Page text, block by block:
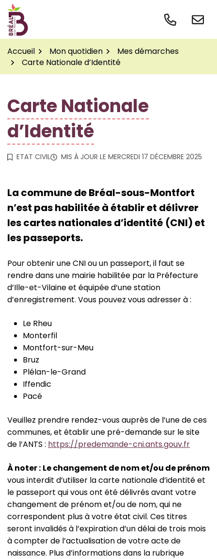
Gestion des traceurs
Aller
contenu
Accueil
Mon quotidien
Mes démarches
Carte Nationale d’Identité
Carte Nationale
d’Identité
ETAT CIVIL MIS À JOUR LE MERCREDI 17 DÉCEMBRE 2025
La commune de Bréal-sous-Montfort
n’est pas habilitée à établir et délivrer
les cartes nationales d’identité (CNI) et
les passeports.
Pour obtenir une CNI ou un passeport, il faut se
rendre dans une mairie habilitée par la Préfecture
d’Ille-et-Vilaine et équipée d’une station
d’enregistrement. Vous pouvez vous adresser à :
Le Rheu
Monterfil
Montfort-sur-Meu
Bruz
Plélan-le-Grand
Iffendic
Pacé
Veuillez prendre rendez-vous auprès de l’une de ces
communes, et établir une pré-demande sur le site
de l’ANTS : https://predemande-cni.ants.gouv.fr
Ànoter : Le changement de nom et/ou de prénom
vous interdit d’utiliser la carte nationale d’identité et
le passeport qui vous ont été délivrés avant votre
changement de prénom et/ou de nom, qui ne
correspondent plus à votre état civil. Ces titres
seront invalidés à l’expiration d’un délai de trois mois
à compter de l’actualisation de votre acte de
naissance. Plus d’informations dans la rubrique